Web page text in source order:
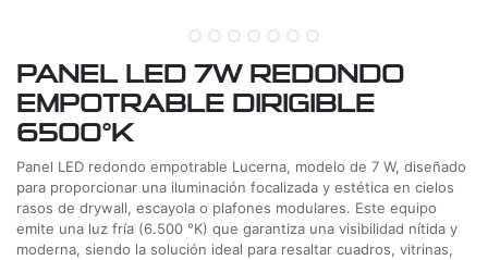
PANEL LED 7W REDONDO
EMPOTRABLE DIRIGIBLE
6500°K
Panel LED redondo empotrable Lucerna, modelo de 7 W, diseñado
para proporcionar una iluminación focalizada y estética en cielos
rasos de drywall, escayola o plafones modulares. Este equipo
emite una luz fría (6.500 °K) que garantiza una visibilidad nítida y
moderna, siendo la solución ideal para resaltar cuadros, vitrinas,